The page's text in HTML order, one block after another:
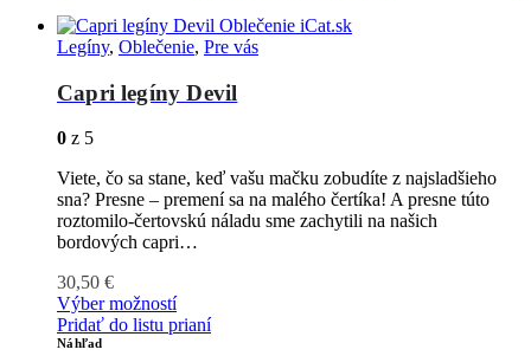
Legíny, Oblečenie, Pre vás
Capri legíny Devil
0 z 5
Viete, čo sa stane, keď vašu mačku zobudíte z najsladšieho
sna? Presne – premení sa na malého čertíka! A presne túto
roztomilo-čertovskú náladu sme zachytili na našich
bordových capri…
30,50 €
Výber možností
Pridať do listu prianí
Náhľad